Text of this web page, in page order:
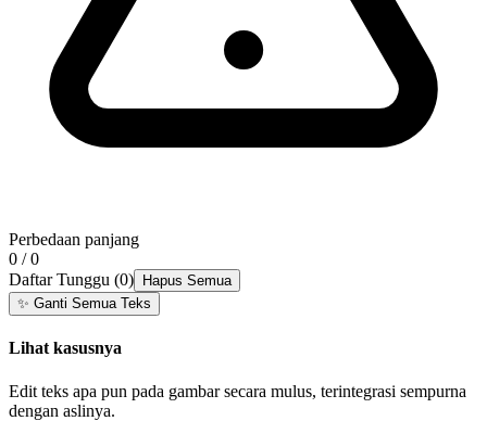
Perbedaan panjang
0 / 0
Daftar Tunggu (0)
Hapus Semua
✨ Ganti Semua Teks
Lihat kasusnya
Edit teks apa pun pada gambar secara mulus, terintegrasi sempurna
dengan aslinya.